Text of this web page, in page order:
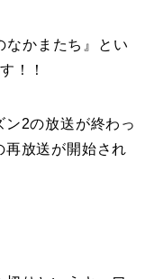
なかまたち』とい
！！
2の放送が終わっ
放送が開始され